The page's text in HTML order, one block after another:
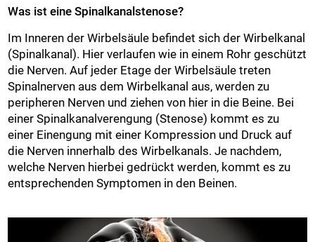
Was ist eine Spinalkanalstenose?
Im Inneren der Wirbelsäule befindet sich der Wirbelkanal
(Spinalkanal). Hier verlaufen wie in einem Rohr geschützt
die Nerven. Auf jeder Etage der Wirbelsäule treten
Spinalnerven aus dem Wirbelkanal aus, werden zu
peripheren Nerven und ziehen von hier in die Beine. Bei
einer Spinalkanalverengung (Stenose) kommt es zu
einer Einengung mit einer Kompression und Druck auf
die Nerven innerhalb des Wirbelkanals. Je nachdem,
welche Nerven hierbei gedrückt werden, kommt es zu
entsprechenden Symptomen in den Beinen.